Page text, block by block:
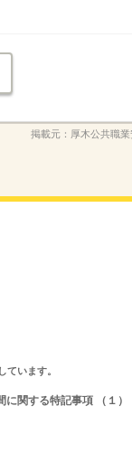
掲載元： 厚木公共職
います。
関する特記事項 （１）